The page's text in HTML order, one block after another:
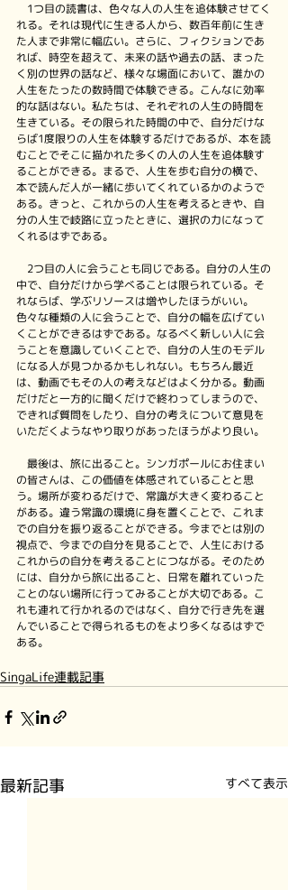
1つ目の読書は、色々な人の人生を追体験させてく
れる。それは現代に生きる人から、数百年前に生き
た人まで非常に幅広い。さらに、フィクションであ
れば、時空を超えて、未来の話や過去の話、まった
く別の世界の話など、様々な場面において、誰かの
人生をたったの数時間で体験できる。こんなに効率
的な話はない。私たちは、それぞれの人生の時間を
生きている。その限られた時間の中で、自分だけな
らば1度限りの人生を体験するだけであるが、本を読
むことでそこに描かれた多くの人の人生を追体験す
ることができる。まるで、人生を歩む自分の横で、
本で読んだ人が一緒に歩いてくれているかのようで
ある。きっと、これからの人生を考えるときや、自
分の人生で岐路に立ったときに、選択の力になって
くれるはずである。
2つ目の人に会うことも同じである。自分の人生の
中で、自分だけから学べることは限られている。そ
れならば、学ぶリソースは増やしたほうがいい。
色々な種類の人に会うことで、自分の幅を広げてい
くことができるはずである。なるべく新しい人に会
うことを意識していくことで、自分の人生のモデル
になる人が見つかるかもしれない。もちろん最近
は、動画でもその人の考えなどはよく分かる。動画
だけだと一方的に聞くだけで終わってしまうので、
できれば質問をしたり、自分の考えについて意見を
いただくようなやり取りがあったほうがより良い。
最後は、旅に出ること。シンガポールにお住まい
の皆さんは、この価値を体感されていることと思
う。場所が変わるだけで、常識が大きく変わること
がある。違う常識の環境に身を置くことで、これま
での自分を振り返ることができる。今までとは別の
視点で、今までの自分を見ることで、人生における
これからの自分を考えることにつながる。そのため
には、自分から旅に出ること、日常を離れていった
ことのない場所に行ってみることが大切である。こ
れも連れて行かれるのではなく、自分で行き先を選
んでいることで得られるものをより多くなるはずで
ある。
SingaLife連載記事
最新記事 すべて表示